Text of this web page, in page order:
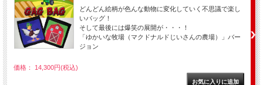
どんどん絵柄が色んな動物に変化していく不思議で楽し
いバッグ！
そして最後には爆笑の展開が・・・！
「ゆかいな牧場（マクドナルドじいさんの農場）」バー
ジョン
価格： 14,300円(税込)